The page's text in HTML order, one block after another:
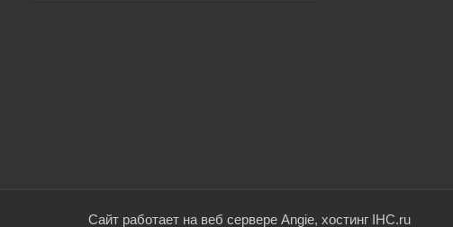
Сайт работает на веб сервере Angie, хостинг IHC.ru